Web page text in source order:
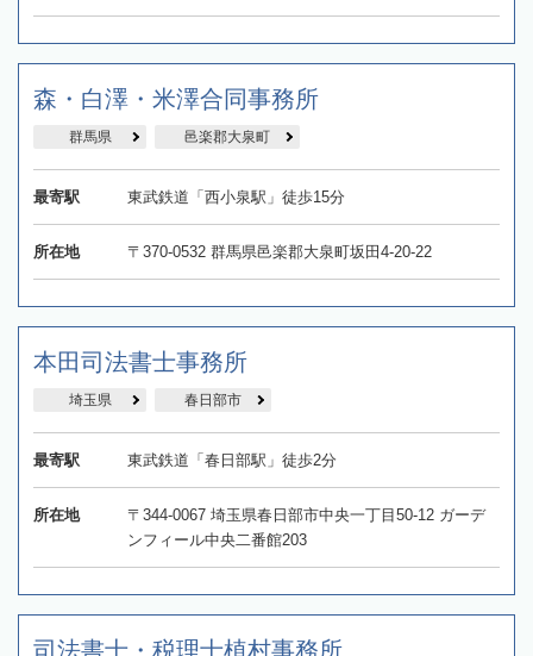
森・白澤・米澤合同事務所
群馬県 邑楽郡大泉町
最寄駅 東武鉄道「西小泉駅」徒歩15分
所在地 〒370-0532 群馬県邑楽郡大泉町坂田4-20-22
本田司法書士事務所
埼玉県 春日部市
最寄駅 東武鉄道「春日部駅」徒歩2分
所在地
〒344-0067 埼玉県春日部市中央一丁目50-12 ガーデ
ンフィール中央二番館203
司法書士・税理士植村事務所